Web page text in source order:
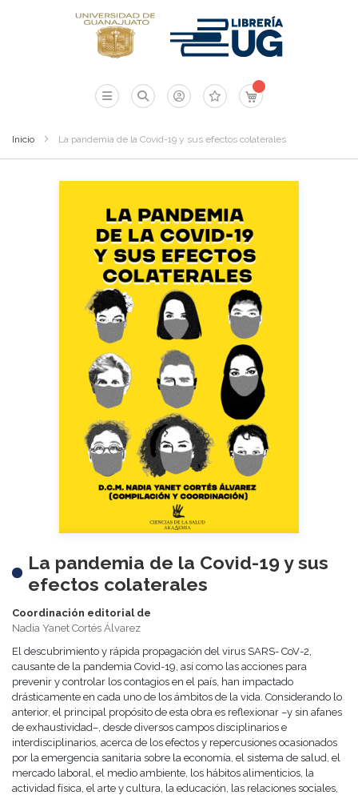
Mi carrito
Inicio La pandemia de la Covid-19 y sus efectos colaterales
La pandemia de la Covid-19 y sus
efectos colaterales
Coordinación editorial de
Nadia Yanet Cortés Álvarez
El descubrimiento y rápida propagación del virus SARS- CoV-2,
causante de la pandemia Covid-19, así como las acciones para
prevenir y controlar los contagios en el país, han impactado
drásticamente en cada uno de los ámbitos de la vida. Considerando lo
anterior, el principal propósito de esta obra es reflexionar –y sin afanes
de exhaustividad–, desde diversos campos disciplinarios e
interdisciplinarios, acerca de los efectos y repercusiones ocasionados
por la emergencia sanitaria sobre la economía, el sistema de salud, el
mercado laboral, el medio ambiente, los hábitos alimenticios, la
actividad física, el arte y cultura, la educación, las relaciones sociales,